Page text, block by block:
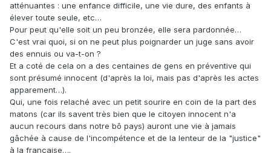
atténuantes : une enfance difficile, une vie dure, des enfants à
élever toute seule, etc…
Pour peut qu'elle soit un peu bronzée, elle sera pardonnée…
C'est vrai quoi, si on ne peut plus poignarder un juge sans avoir
des ennuis ou va-t-on ?
Et a coté de cela on a des centaines de gens en préventive qui
sont présumé innocent (d'après la loi, mais pas d'après les actes
apparement…).
Qui, une fois relaché avec un petit sourire en coin de la part des
matons (car ils savent très bien que le citoyen innocent n'a
aucun recours dans notre bô pays) auront une vie à jamais
gâchée à cause de l'incompétence et de la lenteur de la "justice"
à la française….